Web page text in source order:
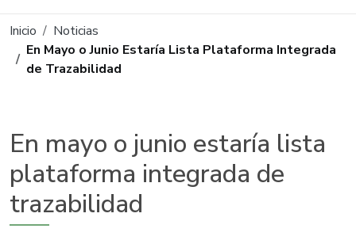
Ruta de navegación
Inicio
Noticias
En Mayo o Junio Estaría Lista Plataforma Integrada
de Trazabilidad
En mayo o junio estaría lista
plataforma integrada de
trazabilidad